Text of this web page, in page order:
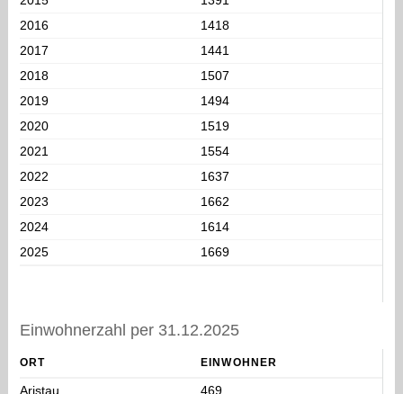
2016
1418
2017
1441
2018
1507
2019
1494
2020
1519
2021
1554
2022
1637
2023
1662
2024
1614
2025
1669
Einwohnerzahl per 31.12.2025
ORT EINWOHNER
Aristau
469